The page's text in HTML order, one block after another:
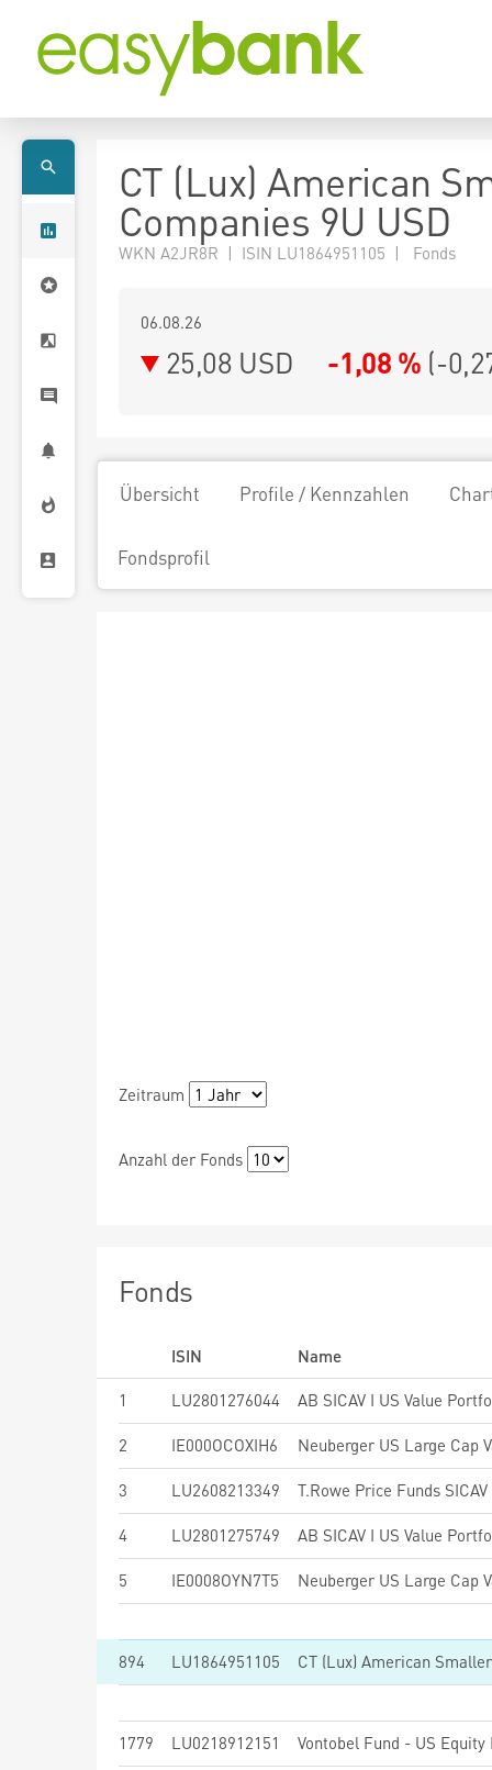
CT (Lux) American
Companies 9U USD
WKN A2JR8R | ISIN LU1864951105 | Fonds
06.08.26
25,08 USD -1,08 % (-
Übersicht Profile / Kennzahlen
Fondsprofil
Zeitraum
Anzahl der Fonds
Fonds
ISIN
Name
1
LU2801276044 AB SICAV I US Value
2 IE000OCOXIH6
3 LU2608213349
4 LU2801275749 AB SICAV I US Value
5 IE0008OYN7T5
894 LU1864951105 CT (Lux) American
1779 LU0218912151 Vontobel Fund - US Equity